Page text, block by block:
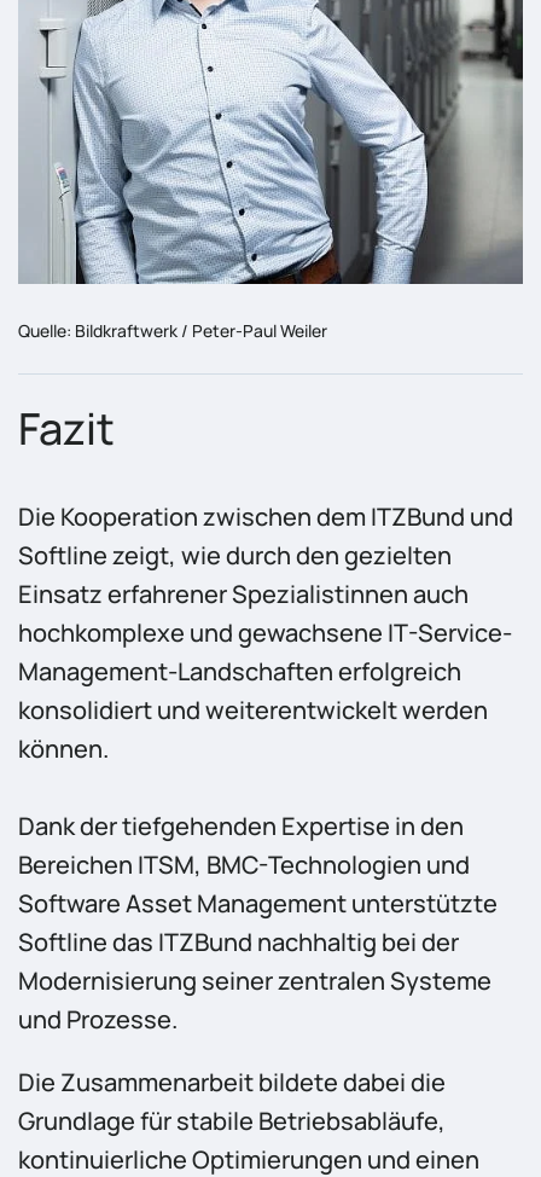
Quelle: Bildkraftwerk / Peter-Paul Weiler
Fazit
Die Kooperation zwischen dem ITZBund und
Softline zeigt, wie durch den gezielten
Einsatz erfahrener Spezialistinnen auch
hochkomplexe und gewachsene IT-Service-
Management-Landschaften erfolgreich
konsolidiert und weiterentwickelt werden
können.
Dank der tiefgehenden Expertise in den
Bereichen ITSM, BMC-Technologien und
Software Asset Management unterstützte
Softline das ITZBund nachhaltig bei der
Modernisierung seiner zentralen Systeme
und Prozesse.
Die Zusammenarbeit bildete dabei die
Grundlage für stabile Betriebsabläufe,
kontinuierliche Optimierungen und einen